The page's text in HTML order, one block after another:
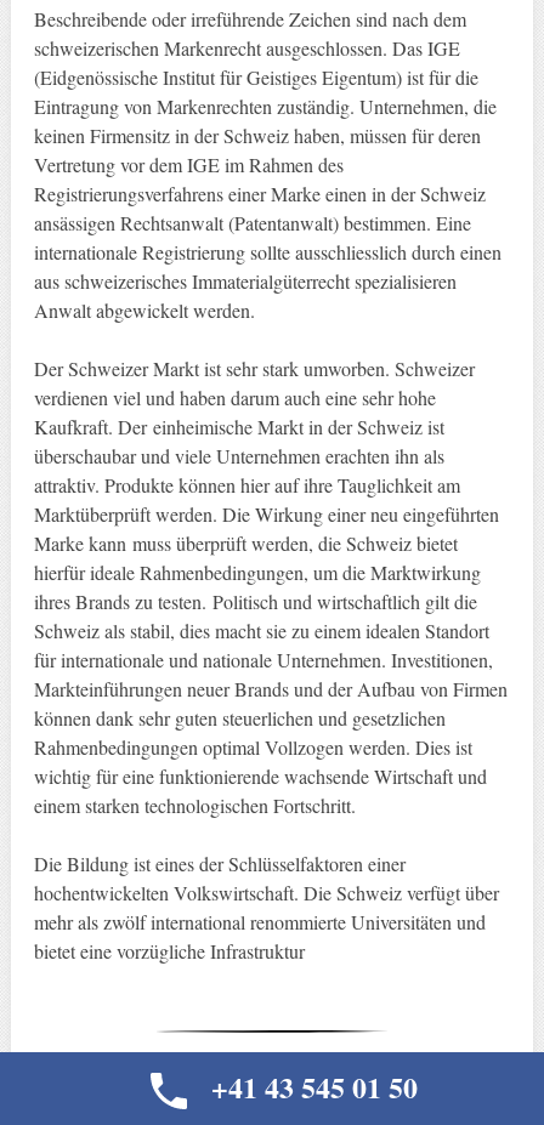
Beschreibende oder irreführende Zeichen sind nach dem
schweizerischen Markenrecht ausgeschlossen. Das IGE
(Eidgenössische Institut für Geistiges Eigentum) ist für die
Eintragung von Markenrechten zuständig. Unternehmen, die
keinen Firmensitz in der Schweiz haben, müssen für deren
Vertretung vor dem IGE im Rahmen des
Registrierungsverfahrens einer Marke einen in der Schweiz
ansässigen Rechtsanwalt (Patentanwalt) bestimmen. Eine
internationale Registrierung sollte ausschliesslich durch einen
aus schweizerisches Immaterialgüterrecht spezialisieren
Anwalt abgewickelt werden.
Der Schweizer Markt ist sehr stark umworben. Schweizer
verdienen viel und haben darum auch eine sehr hohe
Kaufkraft. Der einheimische Markt in der Schweiz ist
überschaubar und viele Unternehmen erachten ihn als
attraktiv. Produkte können hier auf ihre Tauglichkeit am
Marktüberprüft werden. Die Wirkung einer neu eingeführten
Marke kann muss überprüft werden, die Schweiz bietet
hierfür ideale Rahmenbedingungen, um die Marktwirkung
ihres Brands zu testen. Politisch und wirtschaftlich gilt die
Schweiz als stabil, dies macht sie zu einem idealen Standort
für internationale und nationale Unternehmen. Investitionen,
Markteinführungen neuer Brands und der Aufbau von Firmen
können dank sehr guten steuerlichen und gesetzlichen
Rahmenbedingungen optimal Vollzogen werden. Dies ist
wichtig für eine funktionierende wachsende Wirtschaft und
einem starken technologischen Fortschritt.
Die Bildung ist eines der Schlüsselfaktoren einer
hochentwickelten Volkswirtschaft. Die Schweiz verfügt über
mehr als zwölf international renommierte Universitäten und
bietet eine vorzügliche Infrastruktur
Vorteile des Wirtschaftstandorts
+41 43 545 01 50